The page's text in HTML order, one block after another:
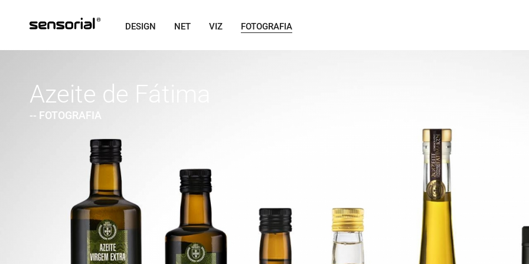
DESIGN NET VIZ FOTOGRAFIA
Azeite de Fátima
-- FOTOGRAFIA